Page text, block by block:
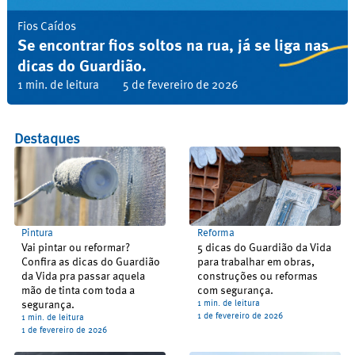
Fios Caídos
Se encontrar fios soltos na rua, já se liga nas
dicas do Guardião.
1 min. de leitura 5 de fevereiro de 2026
Destaques
Pintura
Vai pintar ou reformar?
Confira as dicas do Guardião
da Vida pra passar aquela
mão de tinta com toda a
segurança.
1 min. de leitura
1 de fevereiro de 2026
Reforma
5 dicas do Guardião da Vida
para trabalhar em obras,
construções ou reformas
com segurança.
1 min. de leitura
1 de fevereiro de 2026